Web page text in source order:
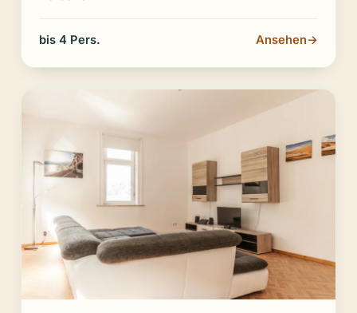
bis 4 Pers. Ansehen→